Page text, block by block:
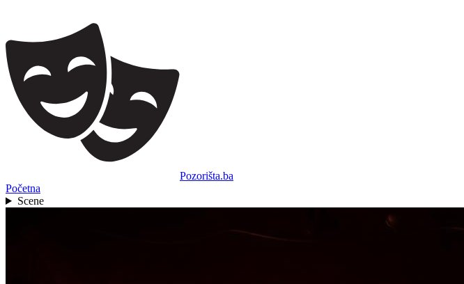
Pozorišta.ba
Početna
Scene